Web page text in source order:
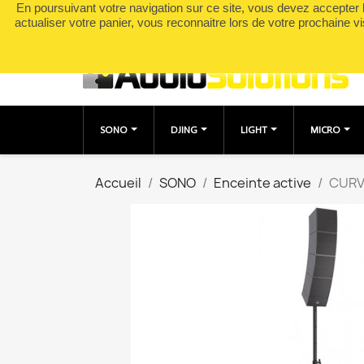
En poursuivant votre navigation sur ce site, vous devez
actualiser votre panier, vous reconnaitre lors de votre prochaine
Appelez-nous :0490049895
SONO DJING LIGHT MICRO
Accueil SONO Enceinte active